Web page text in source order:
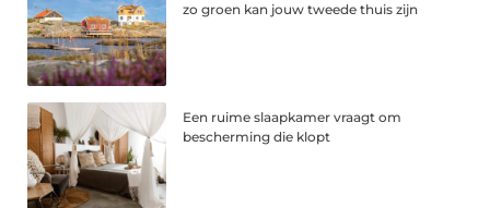
zo groen kan jouw tweede thuis zijn
Een ruime slaapkamer vraagt om
bescherming die klopt